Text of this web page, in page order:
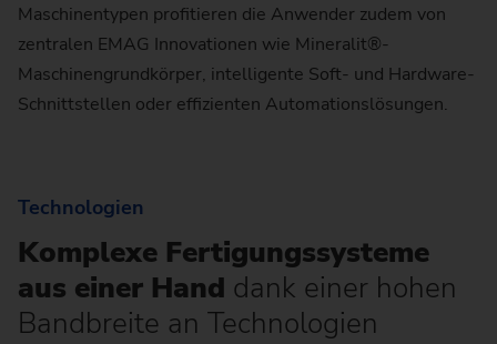
Maschinentypen profitieren die Anwender zudem von
zentralen EMAG Innovationen wie Mineralit®-
Maschinengrundkörper, intelligente Soft- und Hardware-
Schnittstellen oder effizienten Automationslösungen.
Technologien
Komplexe Fertigungssysteme
aus einer Hand dank einer hohen
Bandbreite an Technologien